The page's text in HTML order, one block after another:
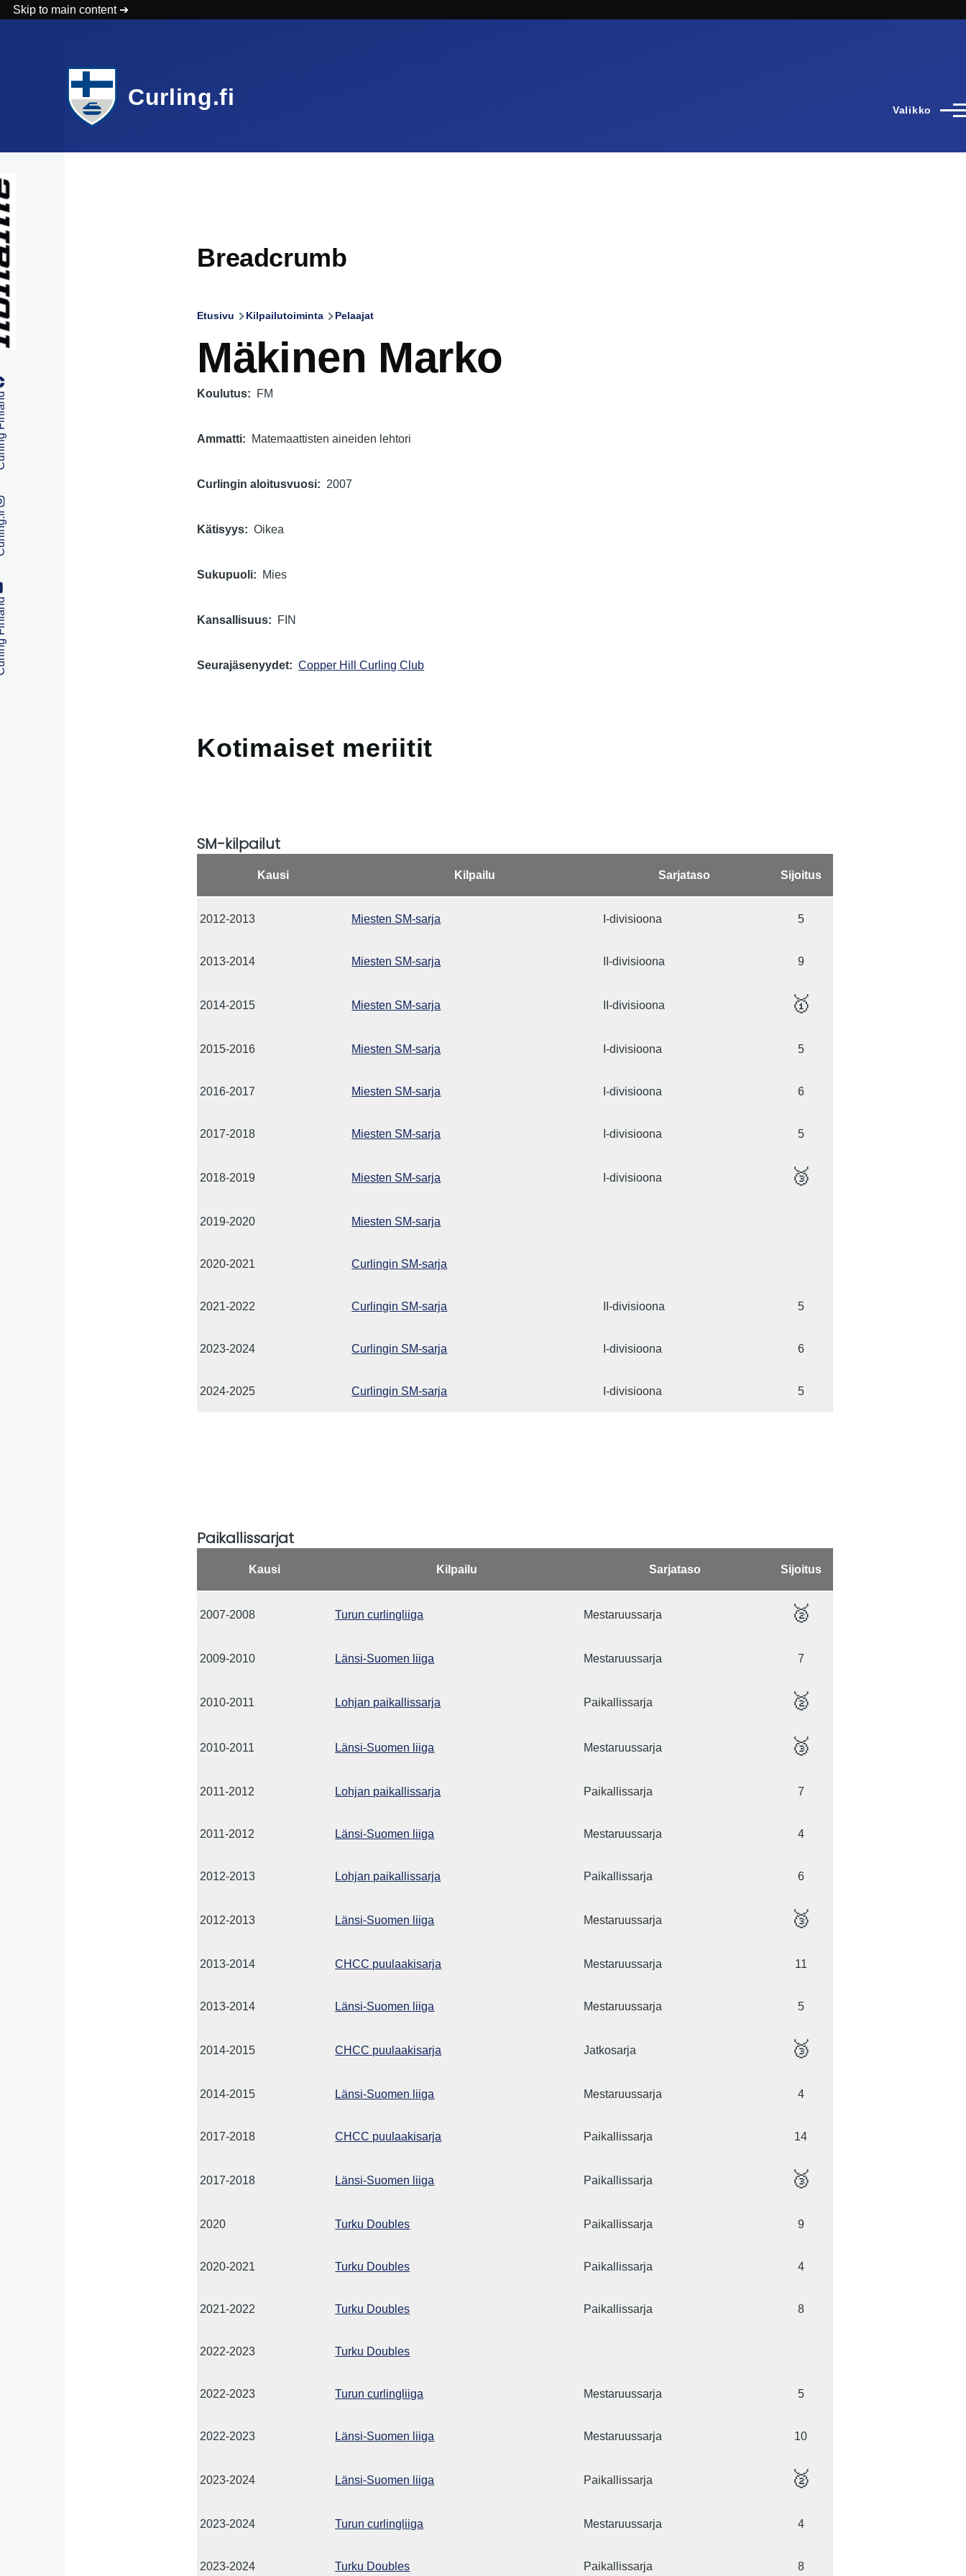
Skip to main content
Curling.fi Valikko
Breadcrumb
Etusivu Kilpailutoiminta Pelaajat
Mäkinen Marko
Koulutus FM
Ammatti Matemaattisten aineiden lehtori
Curlingin aloitusvuosi 2007
Kätisyys Oikea
Sukupuoli Mies
Kansallisuus FIN
Seurajäsenyydet Copper Hill Curling Club
Kotimaiset meriitit
SM-kilpailut
Kausi Kilpailu Sarjataso Sijoitus
2012-2013 Miesten SM-sarja I-divisioona 5
2013-2014 Miesten SM-sarja II-divisioona 9
2014-2015 Miesten SM-sarja II-divisioona 🥇
2015-2016 Miesten SM-sarja I-divisioona 5
2016-2017 Miesten SM-sarja I-divisioona 6
2017-2018 Miesten SM-sarja I-divisioona 5
2018-2019 Miesten SM-sarja I-divisioona 🥉
2019-2020 Miesten SM-sarja
2020-2021 Curlingin SM-sarja
2021-2022 Curlingin SM-sarja II-divisioona 5
2023-2024 Curlingin SM-sarja I-divisioona 6
2024-2025 Curlingin SM-sarja I-divisioona 5
Paikallissarjat
Kausi Kilpailu Sarjataso Sijoitus
2007-2008 Turun curlingliiga Mestaruussarja 🥈
2009-2010 Länsi-Suomen liiga Mestaruussarja 7
2010-2011 Lohjan paikallissarja Paikallissarja 🥈
2010-2011 Länsi-Suomen liiga Mestaruussarja 🥉
2011-2012 Lohjan paikallissarja Paikallissarja 7
2011-2012 Länsi-Suomen liiga Mestaruussarja 4
2012-2013 Lohjan paikallissarja Paikallissarja 6
2012-2013 Länsi-Suomen liiga Mestaruussarja 🥉
2013-2014 CHCC puulaakisarja Mestaruussarja 11
2013-2014 Länsi-Suomen liiga Mestaruussarja 5
2014-2015 CHCC puulaakisarja Jatkosarja 🥉
2014-2015 Länsi-Suomen liiga Mestaruussarja 4
2017-2018 CHCC puulaakisarja Paikallissarja 14
2017-2018 Länsi-Suomen liiga Paikallissarja 🥉
2020 Turku Doubles Paikallissarja 9
2020-2021 Turku Doubles Paikallissarja 4
2021-2022 Turku Doubles Paikallissarja 8
2022-2023 Turku Doubles
2022-2023 Turun curlingliiga Mestaruussarja 5
2022-2023 Länsi-Suomen liiga Mestaruussarja 10
2023-2024 Länsi-Suomen liiga Paikallissarja 🥈
2023-2024 Turun curlingliiga Mestaruussarja 4
2023-2024 Turku Doubles Paikallissarja 8